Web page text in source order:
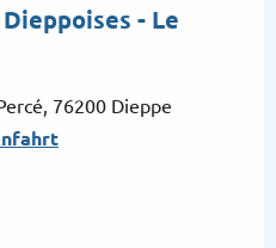
- Le
76200 Dieppe